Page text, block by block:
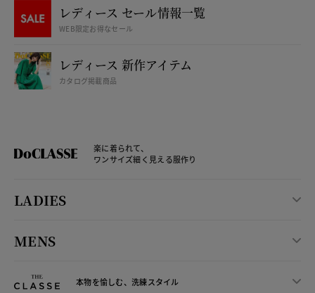
レディース セール情報一覧
WEB限定お得なセール
レディース 新作アイテム
カタログ掲載商品
楽に着られて、
ワンサイズ細く見える服作り
LADIES
MENS
本物を愉しむ、洗練スタイル